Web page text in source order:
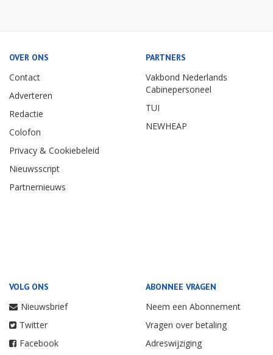
OVER ONS
Contact
Adverteren
Redactie
Colofon
Privacy & Cookiebeleid
Nieuwsscript
Partnernieuws
PARTNERS
Vakbond Nederlands
Cabinepersoneel
TUI
NEWHEAP
VOLG ONS
Nieuwsbrief
Twitter
Facebook
ABONNEE VRAGEN
Neem een Abonnement
Vragen over betaling
Adreswijziging